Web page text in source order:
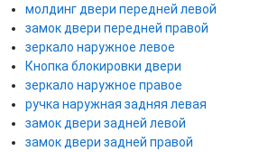
молдинг двери передней левой
замок двери передней правой
зеркало наружное левое
Кнопка блокировки двери
зеркало наружное правое
ручка наружная задняя левая
замок двери задней левой
замок двери задней правой